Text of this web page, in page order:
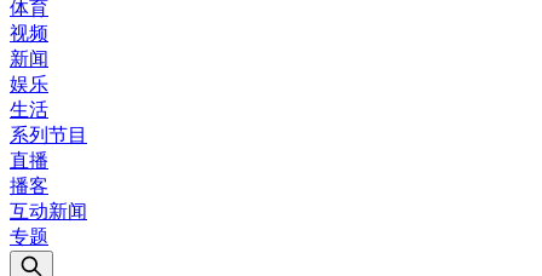
体育
视频
新闻
娱乐
生活
系列节目
直播
播客
互动新闻
专题